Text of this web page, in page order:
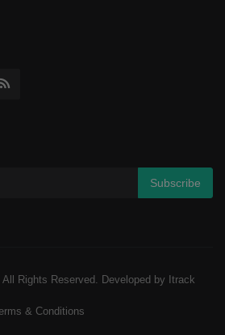
Subscribe
Rights Reserved. Developed by Itrack
& Conditions